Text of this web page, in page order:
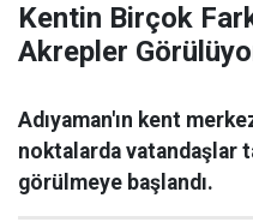
Kentin Birçok
Akrepler
Adıyaman'ın kent
noktalarda vatandaşlar
görülmeye başlandı.